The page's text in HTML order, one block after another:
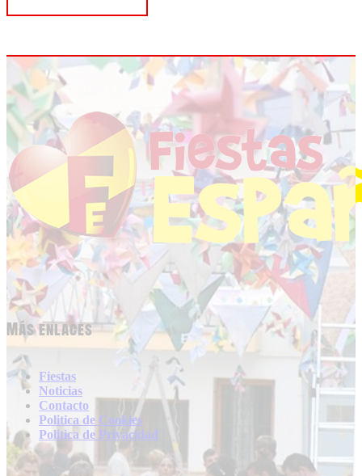
Más enlaces
Fiestas
Noticias
Contacto
Politica de Cookies
Politica de Privacidad